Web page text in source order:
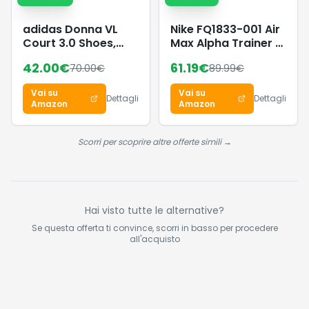
adidas Donna VL
Court 3.0 Shoes,
White/Gum 3, 44 EU
42.00€70.00€
Vai su
Amazon
Dettagli
Nike FQ1833-001 Air
Max Alpha Trainer 6
Black EU 40.5
61.19€89.99€
Vai su
Amazon
Dettagli
Scorri per scoprire altre offerte simili →
Hai visto tutte le alternative?
Se questa offerta ti convince, scorri in basso per procedere
all'acquisto